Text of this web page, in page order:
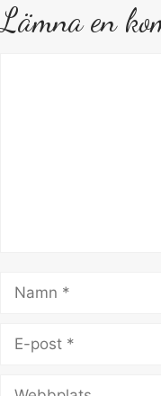
Lämna en
Namn
Webbplats